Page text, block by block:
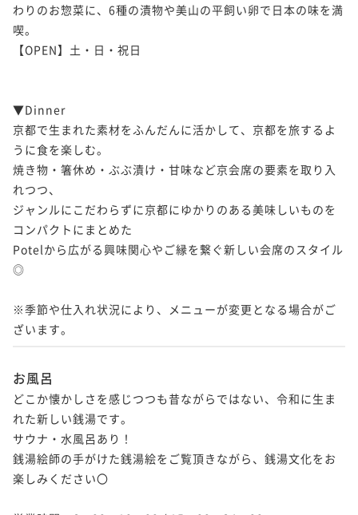
わりのお惣菜に、6種の漬物や美山の平飼い卵で日本の味を満
喫。
【OPEN】土・日・祝日
▼Dinner
京都で生まれた素材をふんだんに活かして、京都を旅するよ
うに食を楽しむ。
焼き物・箸休め・ぶぶ漬け・甘味など京会席の要素を取り入
れつつ、
ジャンルにこだわらずに京都にゆかりのある美味しいものを
コンパクトにまとめた
Potelから広がる興味関心やご縁を繋ぐ新しい会席のスタイル
◎
※季節や仕入れ状況により、メニューが変更となる場合がご
ざいます。
お風呂
どこか懐かしさを感じつつも昔ながらではない、令和に生ま
れた新しい銭湯です。
サウナ・水風呂あり！
銭湯絵師の手がけた銭湯絵をご覧頂きながら、銭湯文化をお
楽しみください〇